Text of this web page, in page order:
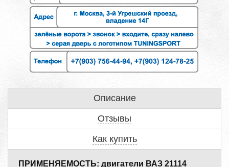
Описание
Отзывы
Как купить
ПРИМЕНЯЕМОСТЬ: двигатели ВАЗ 21114